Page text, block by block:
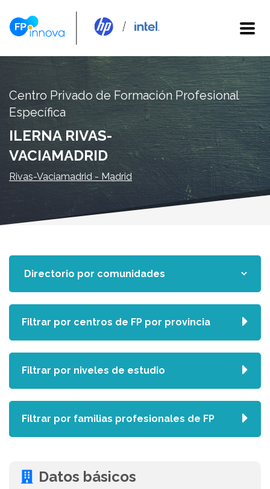
Centro Privado de Formación Profesional
Específica
ILERNA RIVAS-
VACIAMADRID
Rivas-Vaciamadrid - Madrid
Datos básicos
Filtrar por centros de FP por provincia
Filtrar por niveles de estudio
Filtrar por familias profesionales de FP